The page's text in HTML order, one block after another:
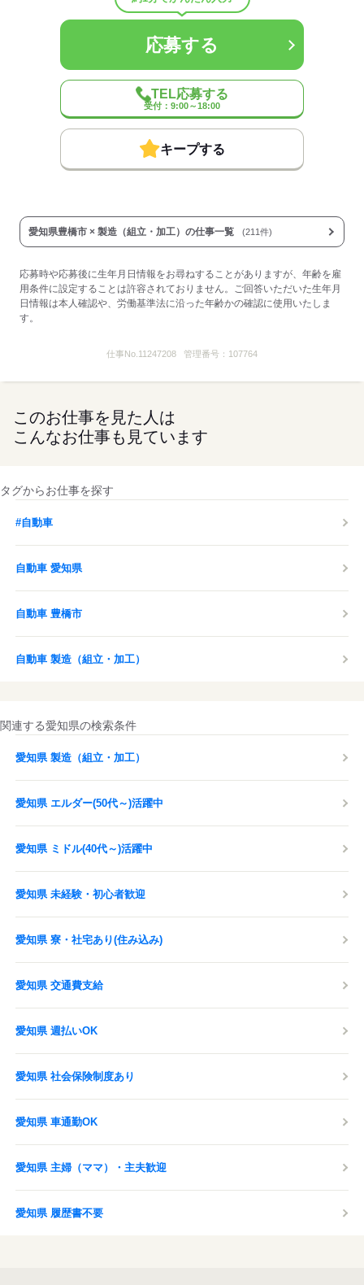
その他
応募する
応募する
TEL応募する
受付：9:00～18:00
キープする
愛知県豊橋市 × 製造（組立・加工）の仕事一覧 (211件)
応募時や応募後に生年月日情報をお尋ねすることがありますが、年齢を雇
用条件に設定することは許容されておりません。ご回答いただいた生年月
日情報は本人確認や、労働基準法に沿った年齢かの確認に使用いたしま
す。
仕事No. 11247208 管理番号： 107764
このお仕事を見た人は
こんなお仕事も見ています
タグからお仕事を探す
#自動車
自動車 愛知県
自動車 豊橋市
自動車 製造（組立・加工）
関連する愛知県の検索条件
愛知県 製造（組立・加工）
愛知県 エルダー(50代～)活躍中
愛知県 ミドル(40代～)活躍中
愛知県 未経験・初心者歓迎
愛知県 寮・社宅あり(住み込み)
愛知県 交通費支給
愛知県 週払いOK
愛知県 社会保険制度あり
愛知県 車通勤OK
愛知県 主婦（ママ）・主夫歓迎
愛知県 履歴書不要